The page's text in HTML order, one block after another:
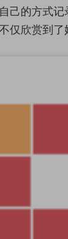
己的方式
仅欣赏到了